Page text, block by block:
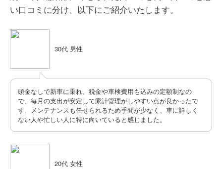
い口コミに分け、以下にご紹介いたします。
30代 男性
頭金なしで新車に乗れ、税金や車検費用も込みの定額制なの
で、毎月の支出が安定して家計管理がしやすい点が良かったで
す。メンテナンスも任せられるため手間が少なく、車に詳しく
ない人や忙しい人に特に向いていると感じました。
20代 女性